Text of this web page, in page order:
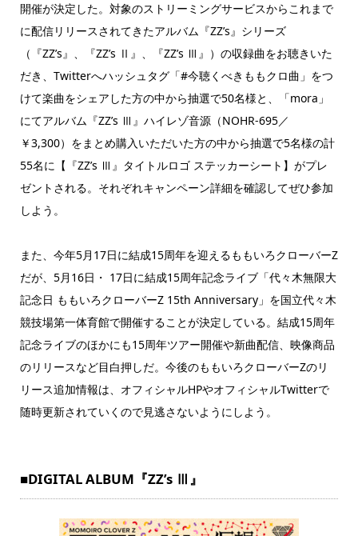
開催が決定した。対象のストリーミングサービスからこれまで
に配信リリースされてきたアルバム『ZZ’s』シリーズ
（『ZZ’s』、『ZZ’s Ⅱ』、『ZZ’s Ⅲ』）の収録曲をお聴きいた
だき、Twitterへハッシュタグ「#今聴くべきももクロ曲」をつ
けて楽曲をシェアした方の中から抽選で50名様と、「mora」
にてアルバム『ZZ’s Ⅲ』ハイレゾ音源（NOHR-695／
￥3,300）をまとめ購入いただいた方の中から抽選で5名様の計
55名に【『ZZ’s Ⅲ』タイトルロゴ ステッカーシート】がプレ
ゼントされる。それぞれキャンペーン詳細を確認してぜひ参加
しよう。
また、今年5月17日に結成15周年を迎えるももいろクローバーZ
だが、5月16日・ 17日に結成15周年記念ライブ「代々木無限大
記念日 ももいろクローバーZ 15th Anniversary」を国立代々木
競技場第一体育館で開催することが決定している。結成15周年
記念ライブのほかにも15周年ツアー開催や新曲配信、映像商品
のリリースなど目白押しだ。今後のももいろクローバーZのリ
リース追加情報は、オフィシャルHPやオフィシャルTwitterで
随時更新されていくので見逃さないようにしよう。
■DIGITAL ALBUM『ZZ’s Ⅲ』